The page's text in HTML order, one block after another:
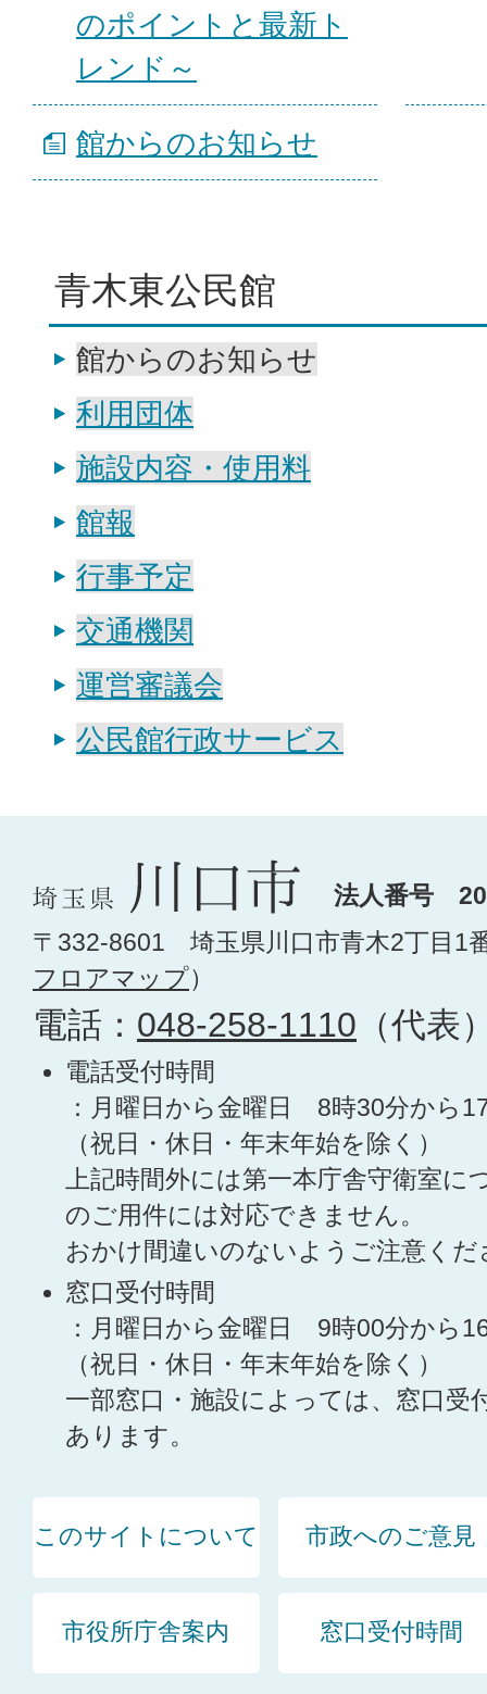
のポイントと最新ト
レンド～
館からのお知らせ
青木東公民館
館からのお知らせ
利用団体
施設内容・使用料
館報
行事予定
交通機関
運営審議会
公民館行政サービス
法人番号
〒332-8601 埼玉県川口市青木2丁目1
フロアマップ）
電話： 048-258-1110 （代表
電話受付時間
：月曜日から金曜日 8時30分から
（祝日・休日・年末年始を除く）
上記時間外には第一本庁舎守衛室に
のご用件には対応できません。
おかけ間違いのないようご注意くだ
窓口受付時間
：月曜日から金曜日 9時00分から
（祝日・休日・年末年始を除く）
一部窓口・施設によっては、窓口受
あります。
このサイトについて 市政へのご意見
市役所庁舎案内 窓口受付時間